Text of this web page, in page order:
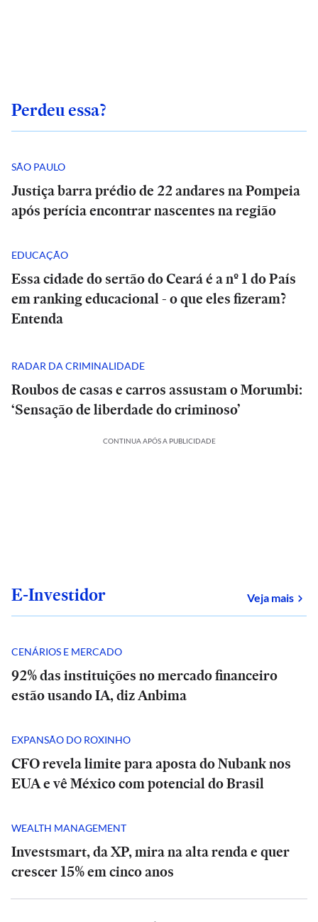
Perdeu essa?
SÃO PAULO
Justiça barra prédio de 22 andares na Pompeia
após perícia encontrar nascentes na região
EDUCAÇÃO
Essa cidade do sertão do Ceará é a nº 1 do País
em ranking educacional - o que eles fizeram?
Entenda
RADAR DA CRIMINALIDADE
Roubos de casas e carros assustam o Morumbi:
‘Sensação de liberdade do criminoso’
CONTINUA APÓS A PUBLICIDADE
E-Investidor Veja mais
CENÁRIOS E MERCADO
92% das instituições no mercado financeiro
estão usando IA, diz Anbima
EXPANSÃO DO ROXINHO
CFO revela limite para aposta do Nubank nos
EUA e vê México com potencial do Brasil
WEALTH MANAGEMENT
Investsmart, da XP, mira na alta renda e quer
crescer 15% em cinco anos